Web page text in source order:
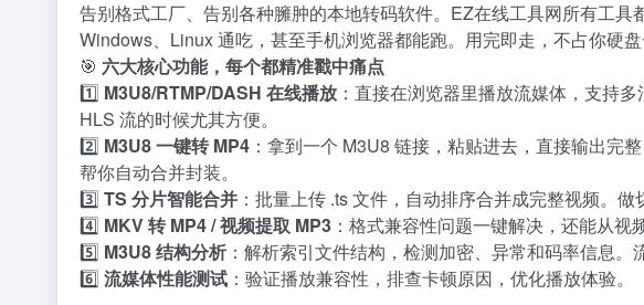
告别格式工厂、告别各种臃肿的本地转码软件。EZ在线工具网所有工具
Windows、Linux 通吃，甚至手机浏览器都能跑。用完即走，不占你硬盘
🎯 六大核心功能，每个都精准戳中痛点
1️⃣ M3U8/RTMP/DASH 在线播放 ：直接在浏览器里播放流媒体，支持
HLS 流的时候尤其方便。
2️⃣ M3U8 一键转 MP4 ：拿到一个 M3U8 链接，粘贴进去，直接输出完
帮你自动合并封装。
3️⃣ TS 分片智能合并 ：批量上传 .ts 文件，自动排序合并成完整视频。
4️⃣ MKV 转 MP4 / 视频提取 MP3 ：格式兼容性问题一键解决，还能从视
5️⃣ M3U8 结构分析 ：解析索引文件结构，检测加密、异常和码率信息。
6️⃣ 流媒体性能测试 ：验证播放兼容性，排查卡顿原因，优化播放体验。